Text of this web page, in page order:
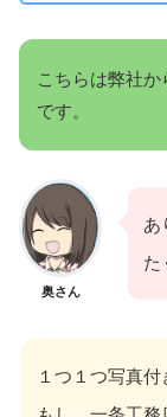
こちらは弊社
です。
奥さん
あ
た
１つ１つ写真付